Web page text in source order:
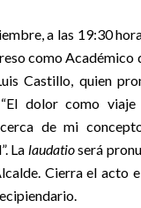
a las 19:30
como Académico
Castillo, quien
dolor como viaje
de mi
La laudatioserá
Cierra el acto